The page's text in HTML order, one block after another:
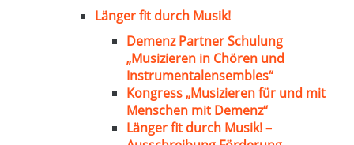
Länger fit durch Musik!
Demenz Partner Schulung
„Musizieren in Chören und
Instrumentalensembles“
Kongress „Musizieren für und mit
Menschen mit Demenz“
Länger fit durch Musik! –